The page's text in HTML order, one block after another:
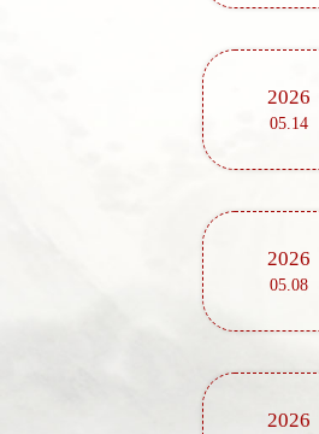
2026
05.14
2026
05.08
2026